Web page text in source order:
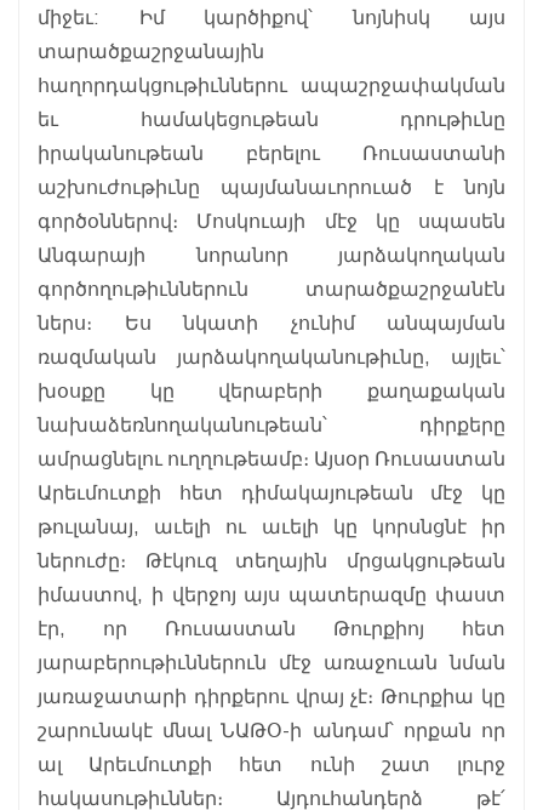
միջեւ: Իմ կարծիքով՝ նոյնիսկ այս
տարածքաշրջանային
հաղորդակցութիւններու ապաշրջափակման
եւ համակեցութեան դրութիւնը
իրականութեան բերելու Ռուսաստանի
աշխուժութիւնը պայմանաւորուած է նոյն
գործօններով։ Մոսկուայի մէջ կը սպասեն
Անգարայի նորանոր յարձակողական
գործողութիւններուն տարածքաշրջանէն
ներս։ Ես նկատի չունիմ անպայման
ռազմական յարձակողականութիւնը, այլեւ՝
խօսքը կը վերաբերի քաղաքական
նախաձեռնողականութեան՝ դիրքերը
ամրացնելու ուղղութեամբ։ Այսօր Ռուսաստան
Արեւմուտքի հետ դիմակայութեան մէջ կը
թուլանայ, աւելի ու աւելի կը կորսնցնէ իր
ներուժը։ Թէկուզ տեղային մրցակցութեան
իմաստով, ի վերջոյ այս պատերազմը փաստ
էր, որ Ռուսաստան Թուրքիոյ հետ
յարաբերութիւններուն մէջ առաջուան նման
յառաջատարի դիրքերու վրայ չէ։ Թուրքիա կը
շարունակէ մնալ ՆԱԹՕ-ի անդամ՝ որքան որ
ալ Արեւմուտքի հետ ունի շատ լուրջ
հակասութիւններ։ Այդուհանդերձ թէ՛